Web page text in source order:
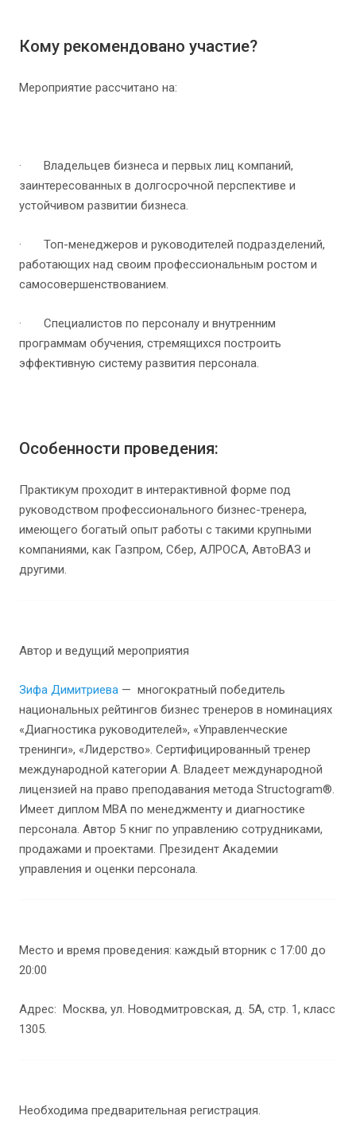
Кому рекомендовано участие?
Мероприятие рассчитано на:
· Владельцев бизнеса и первых лиц компаний,
заинтересованных в долгосрочной перспективе и
устойчивом развитии бизнеса.
· Топ-менеджеров и руководителей подразделений,
работающих над своим профессиональным ростом и
самосовершенствованием.
· Специалистов по персоналу и внутренним
программам обучения, стремящихся построить
эффективную систему развития персонала.
Особенности проведения:
Практикум проходит в интерактивной форме под
руководством профессионального бизнес-тренера,
имеющего богатый опыт работы с такими крупными
компаниями, как Газпром, Сбер, АЛРОСА, АвтоВАЗ и
другими.
Автор и ведущий мероприятия
Зифа Димитриева — многократный победитель
национальных рейтингов бизнес тренеров в номинациях
«Диагностика руководителей», «Управленческие
тренинги», «Лидерство». Сертифицированный тренер
международной категории А. Владеет международной
лицензией на право преподавания метода Structogram®.
Имеет диплом МВА по менеджменту и диагностике
персонала. Автор 5 книг по управлению сотрудниками,
продажами и проектами. Президент Академии
управления и оценки персонала.
Место и время проведения: каждый вторник с 17:00 до
20:00
Адрес: Москва, ул. Новодмитровская, д. 5А, стр. 1, класс
1305.
Необходима предварительная регистрация.